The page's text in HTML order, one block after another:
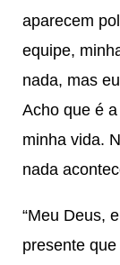
aparecem
equipe,
nada, mas
Acho que é
minha vida.
nada
“Meu Deus,
presente